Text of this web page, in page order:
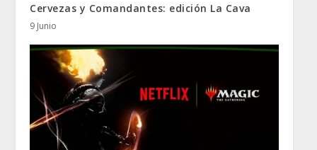
Cervezas y Comandantes: edición La Cava
9 Junio